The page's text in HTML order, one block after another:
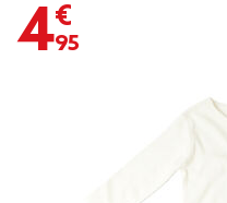
4,95 €